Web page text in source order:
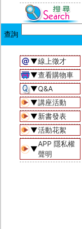
▼線上徵才
▼查看購物車
▼Q&A
▼講座活動
▼新書發表
▼活動花絮
▼
APP 隱私權
聲明